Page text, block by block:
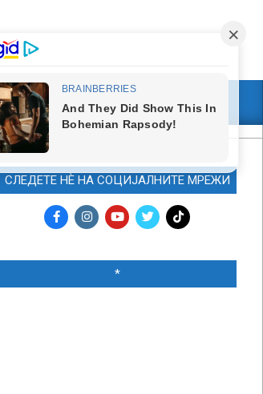
МАРКЕТИНГ
СЛЕДЕТЕ НЀ НА СОЦИЈАЛНИТЕ МРЕЖИ
*